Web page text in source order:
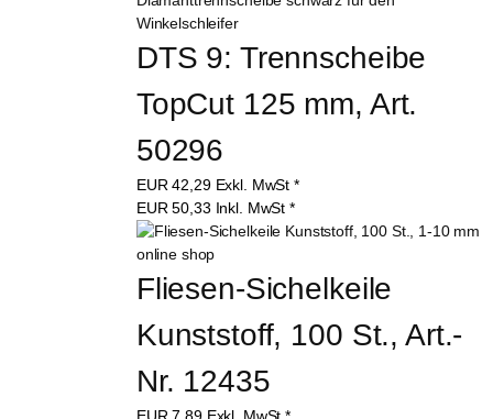
DTS 9: Trennscheibe
TopCut 125 mm, Art.
50296
EUR42,29 Exkl. MwSt *
EUR50,33 Inkl. MwSt *
Fliesen-Sichelkeile
Kunststoff, 100 St., Art.-
Nr. 12435
EUR7,89 Exkl. MwSt *